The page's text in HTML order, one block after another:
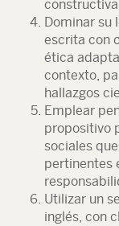
Dominar su
escrita con
ética
contexto,
hallazgos
Emplear
propositivo
sociales
pertinentes
Utilizar un
inglés, con